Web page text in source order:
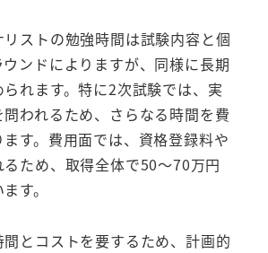
ストの勉強時間は試験内容と個
ンドによりますが、同様に長期
れます。特に2次試験では、実
われるため、さらなる時間を費
す。費用面では、資格登録料や
ため、取得全体で50～70万円
す。
とコストを要するため、計画的